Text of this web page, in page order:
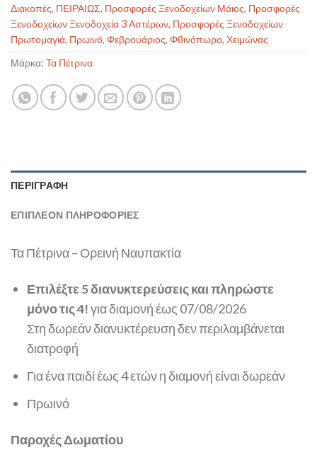
Διακοπές, ΠΕΙΡΑΙΩΣ, Προσφορές Ξενοδοχείων Μάιος, Προσφορές
Ξενοδοχείων Ξενοδοχεία 3 Αστέρων, Προσφορές Ξενοδοχείων
Πρωτομαγιά, Πρωινό, Φεβρουάριος, Φθινόπωρο, Χειμώνας
Μάρκα: Τα Πέτρινα
ΠΕΡΙΓΡΑΦΉ
ΕΠΙΠΛΈΟΝ ΠΛΗΡΟΦΟΡΊΕΣ
Τα Πέτρινα – Ορεινή Ναυπακτία
Επιλέξτε 5 διανυκτερεύσεις και πληρώστε
μόνο τις 4!για διαμονή έως 07/08/2026
Στη δωρεάν διανυκτέρευση δεν περιλαμβάνεται
διατροφή
Για ένα παιδί έως 4 ετών η διαμονή είναι δωρεάν
Πρωινό
Παροχές Δωματίου